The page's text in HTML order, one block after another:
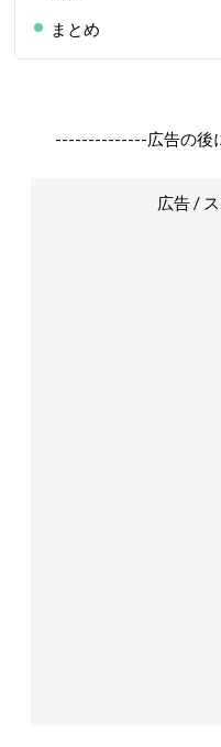
まとめ
--------------広告の後
広告 /